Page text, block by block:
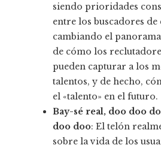
siendo prioridades
entre los buscadores de
cambiando el
de cómo los
pueden capturar a los
talentos, y de hecho,
el «talento» en el futuro.
Bay-sé real, doo doo
doo doo: El telón
sobre la vida de los